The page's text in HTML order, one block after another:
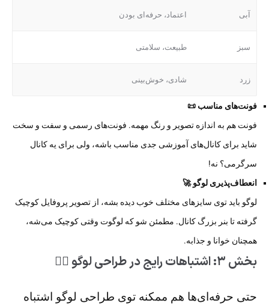
آبی اعتماد، حرفه‌ای بودن
سبز طبیعت، سلامتی
زرد شادی، خوش‌بینی
فونت‌های مناسب 📜
فونت هم به اندازه تصویر و رنگ مهمه. فونت‌های رسمی و سفت و سخت
شاید برای کانال‌های آموزشی جدی مناسب باشه، ولی برای یه کانال
سرگرمی؟ نه!
انعطاف‌پذیری لوگو 🚀
لوگو باید توی سایزهای مختلف خوب دیده بشه، از تصویر پروفایل کوچیک
گرفته تا بنر بزرگ کانال. مطمئن شو که لوگوت وقتی کوچیک می‌شه،
همچنان خوانا و جذابه.
بخش ۳: اشتباهات رایج در طراحی لوگو 🤦‍♂️
حتی حرفه‌ای‌ها هم ممکنه توی طراحی لوگو اشتباه